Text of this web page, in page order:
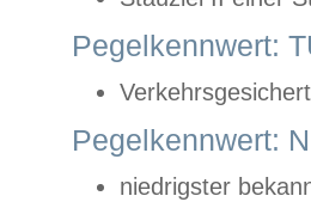
Pegelkennwert:
Pegelkennwert:
niedrigster